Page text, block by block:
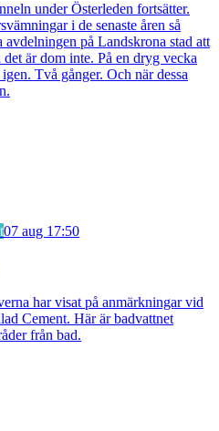
under Österleden fortsätter.
i de senaste åren så
på Landskrona stad att
är dom inte. På en dryg vecka
Två gånger. Och när dessa
07 aug 17:50
har visat på anmärkningar vid
Cement. Här är badvattnet
från bad.